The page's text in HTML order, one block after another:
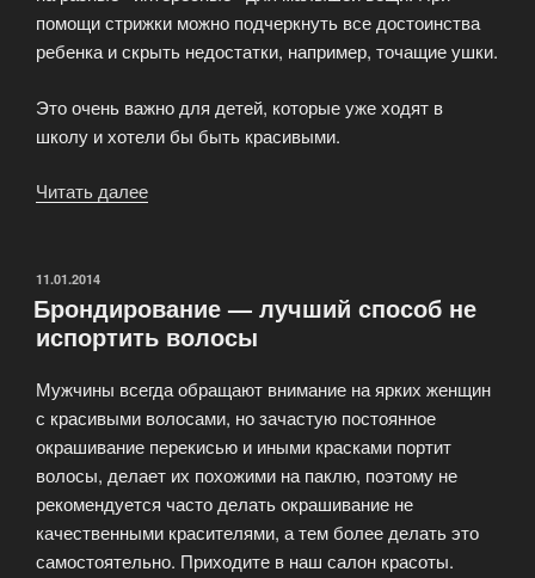
помощи стрижки можно подчеркнуть все достоинства
ребенка и скрыть недостатки, например, точащие ушки.
Это очень важно для детей, которые уже ходят в
школу и хотели бы быть красивыми.
Читать далее
ОПУБЛИКОВАНО
11.01.2014
Брондирование — лучший способ не
испортить волосы
Мужчины всегда обращают внимание на ярких женщин
с красивыми волосами, но зачастую постоянное
окрашивание перекисью и иными красками портит
волосы, делает их похожими на паклю, поэтому не
рекомендуется часто делать окрашивание не
качественными красителями, а тем более делать это
самостоятельно. Приходите в наш салон красоты.